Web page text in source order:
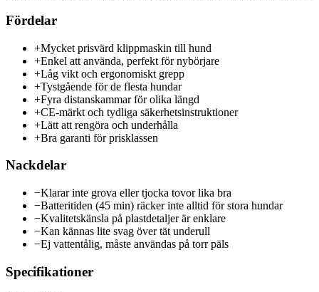
Fördelar
+Mycket prisvärd klippmaskin till hund
+Enkel att använda, perfekt för nybörjare
+Låg vikt och ergonomiskt grepp
+Tystgående för de flesta hundar
+Fyra distanskammar för olika längd
+CE-märkt och tydliga säkerhetsinstruktioner
+Lätt att rengöra och underhålla
+Bra garanti för prisklassen
Nackdelar
−Klarar inte grova eller tjocka tovor lika bra
−Batteritiden (45 min) räcker inte alltid för stora hundar
−Kvalitetskänsla på plastdetaljer är enklare
−Kan kännas lite svag över tät underull
−Ej vattentålig, måste användas på torr päls
Specifikationer